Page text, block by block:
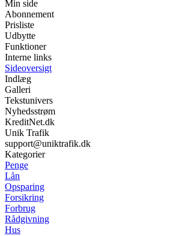
Min side
Abonnement
Prisliste
Udbytte
Funktioner
Interne links
Sideoversigt
Indlæg
Galleri
Tekstunivers
Nyhedsstrøm
KreditNet.dk
Unik Trafik
support@uniktrafik.dk
Kategorier
Penge
Lån
Opsparing
Forsikring
Forbrug
Rådgivning
Hus